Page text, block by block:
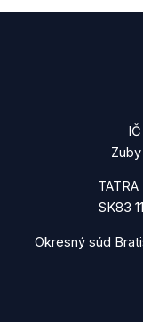
SK83
Okresný súd